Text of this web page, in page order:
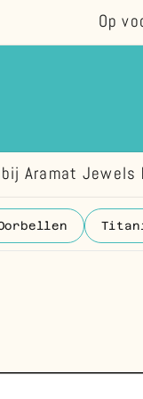
Op
Aramat Jewels